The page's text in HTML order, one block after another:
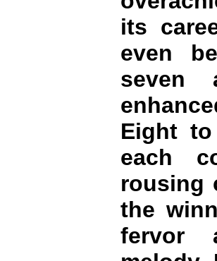
its
even
seven
Eight
each
rousing
the
fervor